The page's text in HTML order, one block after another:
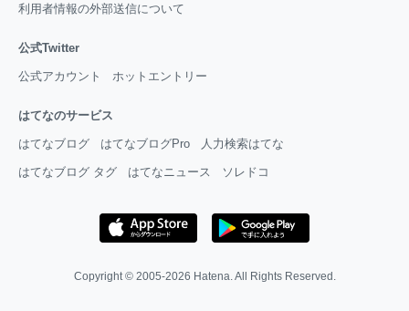
利用者情報の外部送信について
公式Twitter
公式アカウント ホットエントリー
はてなのサービス
はてなブログ はてなブログPro 人力検索はてな
はてなブログ タグ はてなニュース ソレドコ
Copyright © 2005-2026 Hatena . All Rights Reserved.